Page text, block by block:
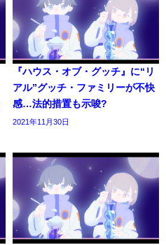
『ハウス・オブ・グッチ』に“リ
アル”グッチ・ファミリーが不快
感…法的措置も示唆?
2021年11月30日